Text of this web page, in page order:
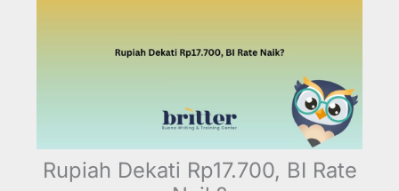
Rupiah Dekati Rp17.700, BI Rate